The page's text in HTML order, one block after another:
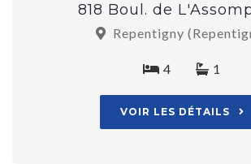
818 Boul. de
Repentigny
4 1
VOIR LES DÉTAILS